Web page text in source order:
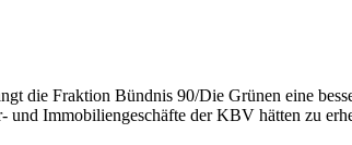
die Fraktion Bündnis 90/Die Grünen eine
und Immobiliengeschäfte der KBV hätten zu